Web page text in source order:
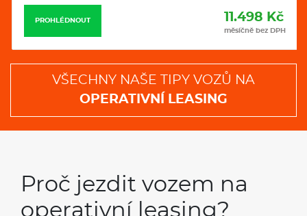
PROHLÉDNOUT 11.498 Kč
měsíčně bez DPH
VŠECHNY NAŠE TIPY VOZŮ NA
OPERATIVNÍ LEASING
Proč jezdit vozem na
operativní leasing?